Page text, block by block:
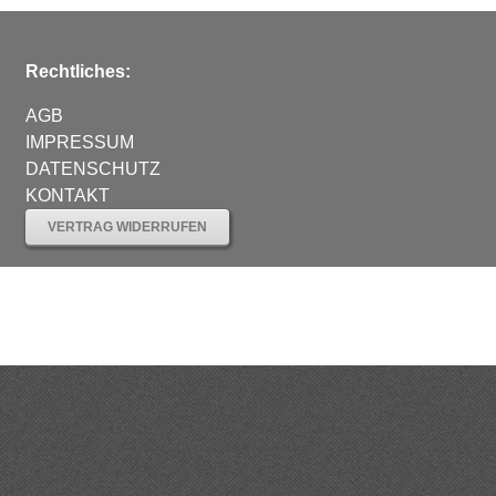
Rechtliches:
AGB
IMPRESSUM
DATENSCHUTZ
KONTAKT
VERTRAG WIDERRUFEN